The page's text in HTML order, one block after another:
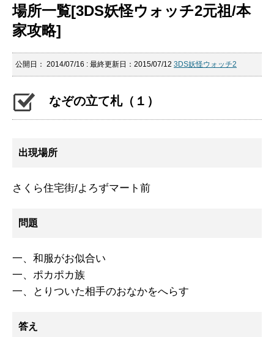
場所一覧[3DS妖怪ウォッチ2元祖/本
家攻略]
公開日： 2014/07/16 : 最終更新日：2015/07/12 3DS妖怪ウォッチ2
なぞの立て札（１）
出現場所
さくら住宅街/よろずマート前
問題
一、和服がお似合い
一、ポカポカ族
一、とりついた相手のおなかをへらす
答え